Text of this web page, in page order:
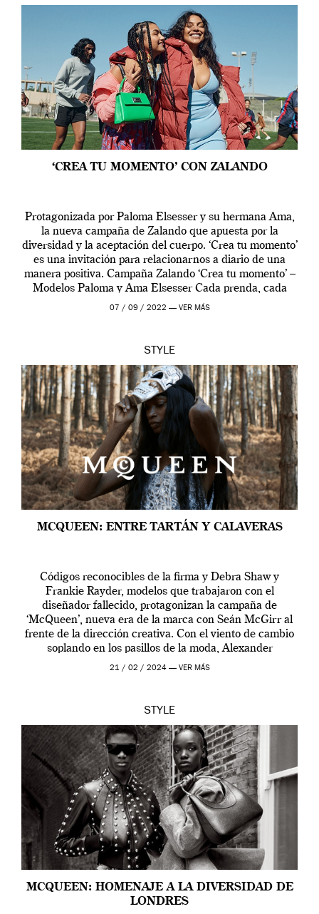
‘CREA TU MOMENTO’ CON ZALANDO
Protagonizada por Paloma Elsesser y su hermana Ama,
la nueva campaña de Zalando que apuesta por la
diversidad y la aceptación del cuerpo. ‘Crea tu momento’
es una invitación para relacionarnos a diario de una
manera positiva. Campaña Zalando ‘Crea tu momento’ –
Modelos Paloma y Ama Elsesser Cada prenda, cada
outfit, cada momento, caracteriza […]
07 / 09 / 2022 — VER MÁS
STYLE
MCQUEEN: ENTRE TARTÁN Y CALAVERAS
Códigos reconocibles de la firma y Debra Shaw y
Frankie Rayder, modelos que trabajaron con el
diseñador fallecido, protagonizan la campaña de
‘McQueen’, nueva era de la marca con Seán McGirr al
frente de la dirección creativa. Con el viento de cambio
soplando en los pasillos de la moda, Alexander
McQueen se prepara para una […]
21 / 02 / 2024 — VER MÁS
STYLE
MCQUEEN: HOMENAJE A LA DIVERSIDAD DE
LONDRES